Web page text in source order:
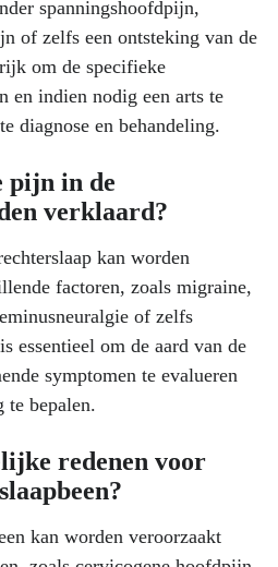
spanningshoofdpijn,
of zelfs een ontsteking van de
om de specifieke
en indien nodig een arts te
diagnose en behandeling.
pijn in de
verklaard?
kan worden
factoren, zoals migraine,
of zelfs
essentieel om de aard van de
symptomen te evalueren
te bepalen.
redenen voor
kan worden veroorzaakt